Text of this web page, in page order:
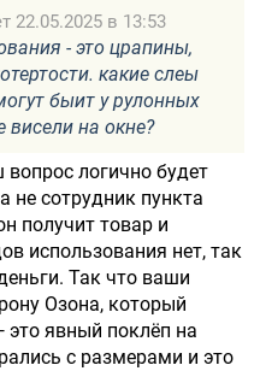
22.05.2025 в 13:53
- это црапины,
какие слеы
быит у рулонных
висели на окне?
логично будет
не сотрудник пункта
получит товар и
использования нет, так
Так что ваши
Озона, который
явный поклёп на
с размерами и это